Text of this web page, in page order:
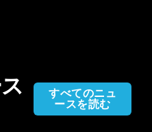
すべてのニュ
ースを読む